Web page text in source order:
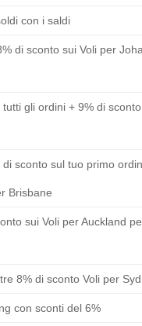
con i saldi
di sconto sui Voli per
gli ordini + 9% di
sconto sul tuo primo
Brisbane
sui Voli per Auckland
8% di sconto Voli per
con sconti del 6%